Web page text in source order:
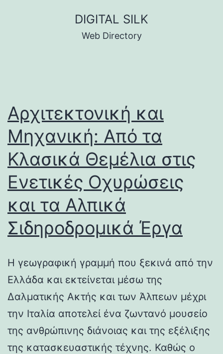
DIGITAL SILK
Web Directory
Αρχιτεκτονική και
Μηχανική: Από τα
Κλασικά Θεμέλια στις
Ενετικές Οχυρώσεις
και τα Αλπικά
Σιδηροδρομικά Έργα
Η γεωγραφική γραμμή που ξεκινά από την
Ελλάδα και εκτείνεται μέσω της
Δαλματικής Ακτής και των Άλπεων μέχρι
την Ιταλία αποτελεί ένα ζωντανό μουσείο
της ανθρώπινης διάνοιας και της εξέλιξης
της κατασκευαστικής τέχνης. Καθώς ο